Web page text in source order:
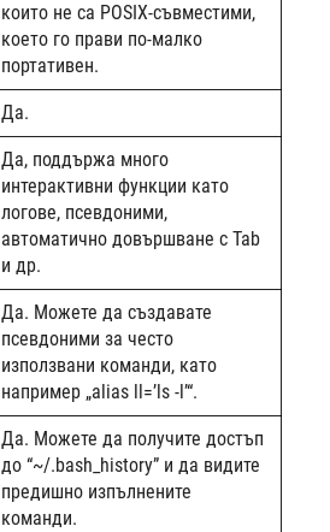
които не са POSIX-съвместими,
което го прави по-малко
портативен.
Да.
Да, поддържа много
интерактивни функции като
логове, псевдоними,
автоматично довършване с Tab
и др.
Да. Можете да създавате
псевдоними за често
използвани команди, като
например „alias ll=’ls -l’“.
Да. Можете да получите достъп
до “~/.bash_history” и да видите
предишно изпълнените
команди.